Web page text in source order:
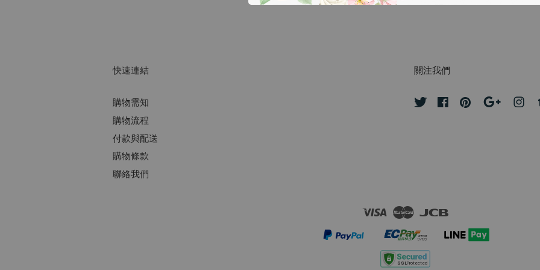
快速連結
購物需知
購物流程
付款與配送
購物條款
聯絡我們
關注我們
Twitter FacebookPinterest Google
Visa Master